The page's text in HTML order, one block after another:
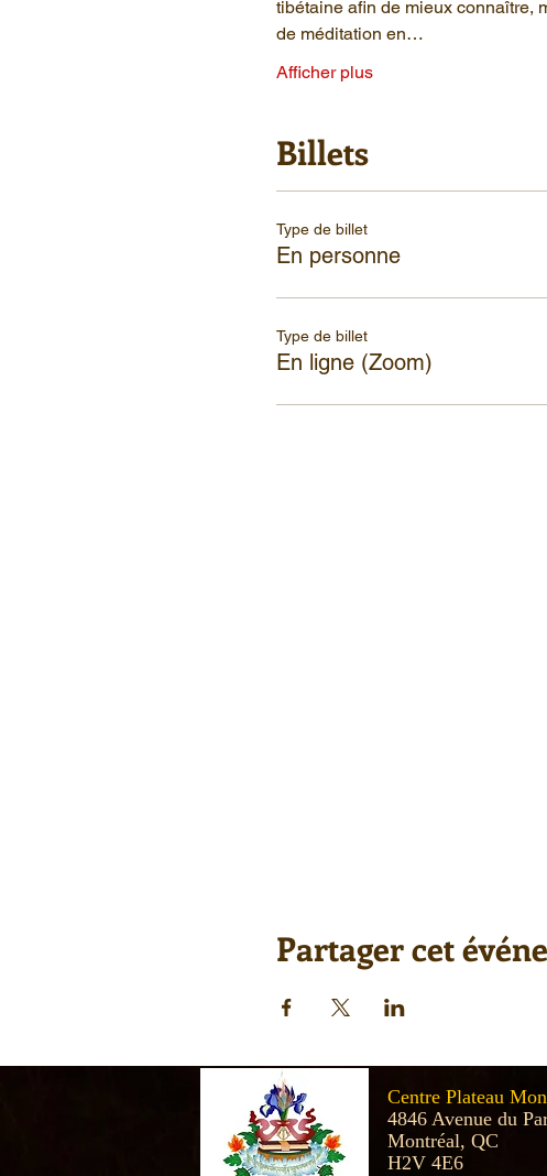
tibétaine afin de mieux connaître,
de méditation en…
Afficher plus
Billets
Type de billet
En personne
Type de billet
En ligne (Zoom)
Partager cet
Centre Plateau
4846 Avenue du
Montréal, QC
H2V 4E6